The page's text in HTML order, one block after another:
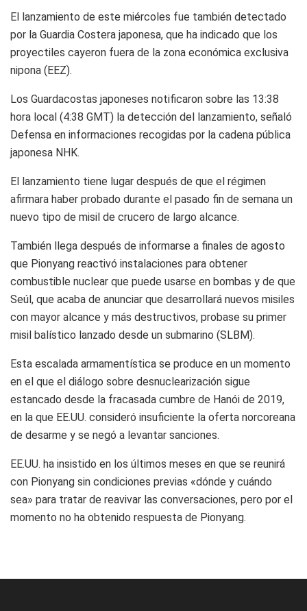
El lanzamiento de este miércoles fue también detectado
por la Guardia Costera japonesa, que ha indicado que los
proyectiles cayeron fuera de la zona económica exclusiva
nipona (EEZ).
Los Guardacostas japoneses notificaron sobre las 13:38
hora local (4:38 GMT) la detección del lanzamiento, señaló
Defensa en informaciones recogidas por la cadena pública
japonesa NHK.
El lanzamiento tiene lugar después de que el régimen
afirmara haber probado durante el pasado fin de semana un
nuevo tipo de misil de crucero de largo alcance.
También llega después de informarse a finales de agosto
que Pionyang reactivó instalaciones para obtener
combustible nuclear que puede usarse en bombas y de que
Seúl, que acaba de anunciar que desarrollará nuevos misiles
con mayor alcance y más destructivos, probase su primer
misil balístico lanzado desde un submarino (SLBM).
Esta escalada armamentística se produce en un momento
en el que el diálogo sobre desnuclearización sigue
estancado desde la fracasada cumbre de Hanói de 2019,
en la que EE.UU. consideró insuficiente la oferta norcoreana
de desarme y se negó a levantar sanciones.
EE.UU. ha insistido en los últimos meses en que se reunirá
con Pionyang sin condiciones previas «dónde y cuándo
sea» para tratar de reavivar las conversaciones, pero por el
momento no ha obtenido respuesta de Pionyang.